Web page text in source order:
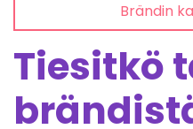
Brändin
Tiesitkö